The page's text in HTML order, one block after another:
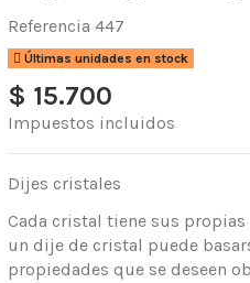
Referencia 447
Últimas unidades en stock
$ 15.700
Impuestos incluidos
Dijes cristales
Cada cristal tiene sus
un dije de cristal puede
propiedades que se deseen